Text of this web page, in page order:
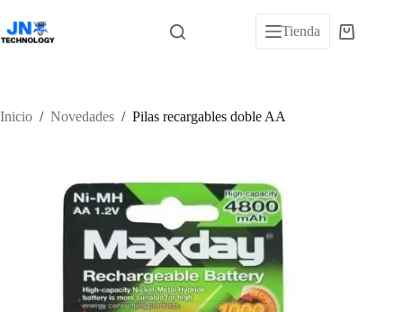
contenido
Tienda
Carro
Inicio / Novedades / Pilas recargables doble AA